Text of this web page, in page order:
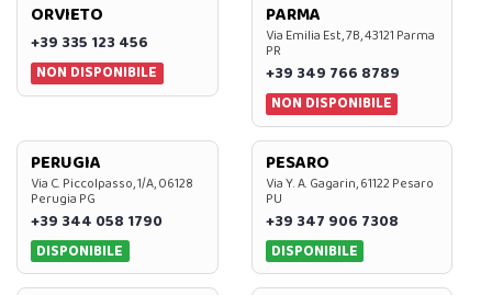
ORVIETO
+39 335 123 456
NON DISPONIBILE
PARMA
Via Emilia Est, 7B, 43121 Parma
PR
+39 349 766 8789
NON DISPONIBILE
PERUGIA
Via C. Piccolpasso, 1/A, 06128
Perugia PG
+39 344 058 1790
DISPONIBILE
PESARO
Via Y. A. Gagarin, 61122 Pesaro
PU
+39 347 906 7308
DISPONIBILE